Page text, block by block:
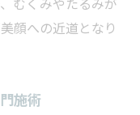
むくみやたるみが
顔への近道となり
施術